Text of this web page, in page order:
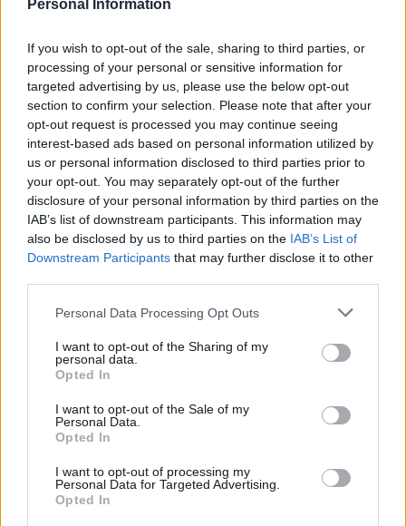
Personal Information
If you wish to opt-out of the sale, sharing to third parties, or
processing of your personal or sensitive information for
targeted advertising by us, please use the below opt-out
section to confirm your selection. Please note that after your
opt-out request is processed you may continue seeing
interest-based ads based on personal information utilized by
us or personal information disclosed to third parties prior to
your opt-out. You may separately opt-out of the further
disclosure of your personal information by third parties on the
IAB’s list of downstream participants. This information may
also be disclosed by us to third parties on the IAB’s List of
Downstream Participants that may further disclose it to other
Personal Data Processing Opt Outs
I want to opt-out of the Sharing of my
personal data.
Opted In
I want to opt-out of the Sale of my
Personal Data.
Opted In
I want to opt-out of processing my
Personal Data for Targeted Advertising.
Opted In
(1), Khadija Lafsahi, Remei Gallart (1),
Lilly Torok (4), Rebeca López (1),
Candelaria Cuadrado, Paola Santos,
María Pérez (1), Sara Palanques (2),
Andrea Claramonte (1), Delfina Ojea,
Lucía Gámez (3), Lucía Julve (1),
Suhana Bayonas (3).
Entrenadora:Cristina Cabeza
Gutiérrez.
Árbitros:José Alberto Romero Cruz y
Enrique Javier Romero Cruz.
Excluyeron por el Zonzamas Plus Car
Lanzarote a Irene Botella, Daniela
Louis; y por el C.BM. Morvedre a Lilly
Incidencias:Partido correspondiente a
Guerreras Iberdrola, disputado en el
Pabellón Municipal de San Bartolomé
con unos 650 aficionados.